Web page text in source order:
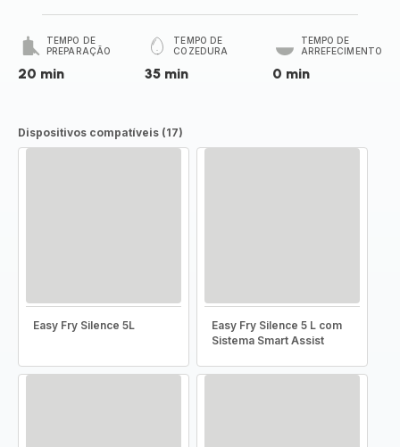
TEMPO DE
PREPARAÇÃO
20 min
TEMPO DE
COZEDURA
35 min
TEMPO DE
ARREFECIMENTO
0 min
Dispositivos compatíveis (17)
Easy Fry Silence 5L
Easy Fry Silence 5 L com
Sistema Smart Assist